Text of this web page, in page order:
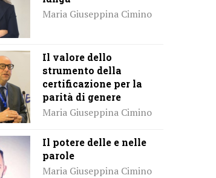
Maria Giuseppina Cimino
Il valore dello
strumento della
certificazione per la
parità di genere
Maria Giuseppina Cimino
Il potere delle e nelle
parole
Maria Giuseppina Cimino